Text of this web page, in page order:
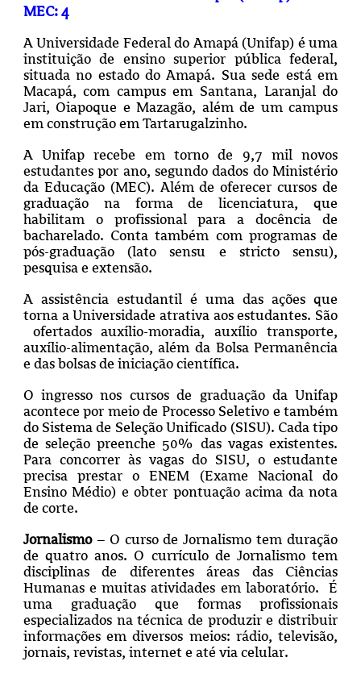
MEC: 4
A Universidade Federal do Amapá (Unifap) é uma
instituição de ensino superior pública federal,
situada no estado do Amapá. Sua sede está em
Macapá, com campus em Santana, Laranjal do
Jari, Oiapoque e Mazagão, além de um campus
em construção em Tartarugalzinho.
A Unifap recebe em torno de 9,7 mil novos
estudantes por ano, segundo dados do Ministério
da Educação (MEC). Além de oferecer cursos de
graduação na forma de licenciatura, que
habilitam o profissional para a docência de
bacharelado. Conta também com programas de
pós-graduação (lato sensu e stricto sensu),
pesquisa e extensão.
A assistência estudantil é uma das ações que
torna a Universidade atrativa aos estudantes. São
ofertados auxílio-moradia, auxílio transporte,
auxílio-alimentação, além da Bolsa Permanência
e das bolsas de iniciação científica.
O ingresso nos cursos de graduação da Unifap
acontece por meio de Processo Seletivo e também
do Sistema de Seleção Unificado (SISU). Cada tipo
de seleção preenche 50% das vagas existentes.
Para concorrer às vagas do SISU, o estudante
precisa prestar o ENEM (Exame Nacional do
Ensino Médio) e obter pontuação acima da nota
de corte.
Jornalismo – O curso de Jornalismo tem duração
de quatro anos. O currículo de Jornalismo tem
disciplinas de diferentes áreas das Ciências
Humanas e muitas atividades em laboratório. É
uma graduação que formas profissionais
especializados na técnica de produzir e distribuir
informações em diversos meios: rádio, televisão,
jornais, revistas, internet e até via celular.